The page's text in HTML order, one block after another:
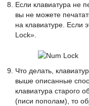
Если клавиатура не
вы не можете
на клавиатуре. Если
Lock».
Что делать,
выше описанные
клавиатура старого
(писи пополам), то